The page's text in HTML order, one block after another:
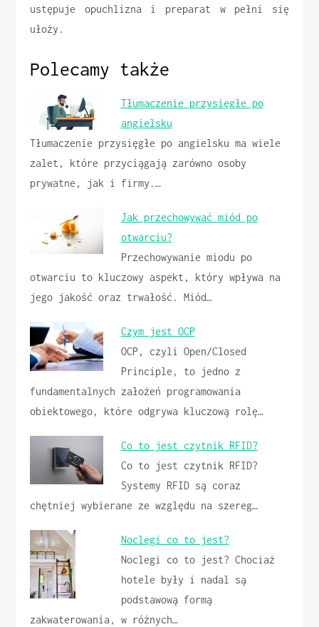
ustępuje opuchlizna i preparat w pełni się
ułoży.
Polecamy także
Tłumaczenie przysięgłe po
angielsku
Tłumaczenie przysięgłe po angielsku ma wiele
zalet, które przyciągają zarówno osoby
prywatne, jak i firmy.…
Jak przechowywać miód po
otwarciu?
Przechowywanie miodu po
otwarciu to kluczowy aspekt, który wpływa na
jego jakość oraz trwałość. Miód…
Czym jest OCP
OCP, czyli Open/Closed
Principle, to jedno z
fundamentalnych założeń programowania
obiektowego, które odgrywa kluczową rolę…
Co to jest czytnik RFID?
Co to jest czytnik RFID?
Systemy RFID są coraz
chętniej wybierane ze względu na szereg…
Noclegi co to jest?
Noclegi co to jest? Chociaż
hotele były i nadal są
podstawową formą
zakwaterowania, w różnych…